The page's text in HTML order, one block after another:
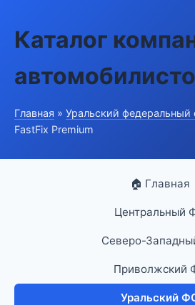
Каталог
Главная » Уральский федеральный
FastFix Premium
🏠 Главная
Центральный
Северо-
Приволжский
Уральский